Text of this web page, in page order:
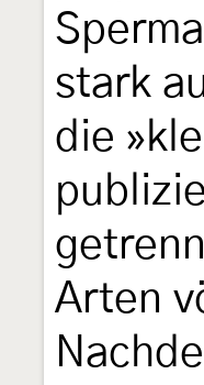
stark
die
Arten